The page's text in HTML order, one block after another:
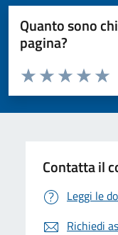
Quanto sono
pagina?
Valuta da 1 a 5 stelle la
Valuta
Valuta 3
Valuta 2 stelle
Valuta 1 stelle su 5
Contatta il
Leggi le
Richiedi